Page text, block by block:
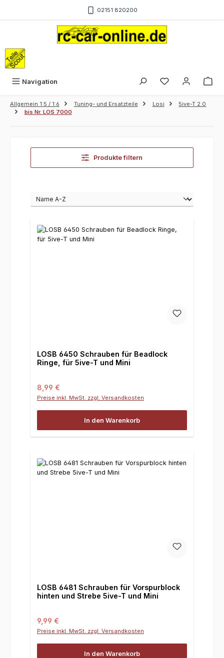
02151 820200
Navigation
Allgemein 1:5 / 1:6 Tuning- und Ersatzteile Losi
5ive-T 2.0
bis Nr. LOS 7000
Produkte filtern
LOSB 6450 Schrauben für Beadlock
Ringe, für 5ive-T und Mini
Regulärer Preis:
8,99 €
Preise inkl. MwSt. zzgl. Versandkosten
In den Warenkorb
LOSB 6481 Schrauben für Vorspurblock
hinten und Strebe 5ive-T und Mini
Regulärer Preis:
9,99 €
Preise inkl. MwSt. zzgl. Versandkosten
In den Warenkorb